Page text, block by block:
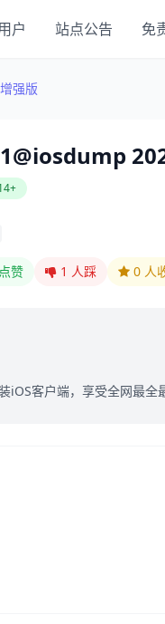
户 站点公告 免
强版
赞 1 人踩 0 人
iOS客户端，享受全网最全